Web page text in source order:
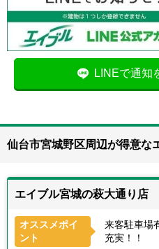
LINEで通知
仙台市宮城野区周辺が得意な
エイブル宮城の萩大通り店
オススメポイ
ント
来客駐車場
充実！！